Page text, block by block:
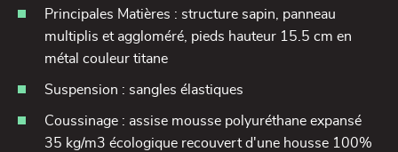
Principales Matières : structure sapin, panneau
multiplis et aggloméré, pieds hauteur 15.5 cm en
métal couleur titane
Suspension : sangles élastiques
Coussinage : assise mousse polyuréthane expansé
35 kg/m3 écologique recouvert d'une housse 100%